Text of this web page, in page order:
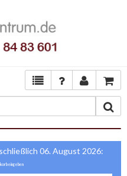
06. August 2026: